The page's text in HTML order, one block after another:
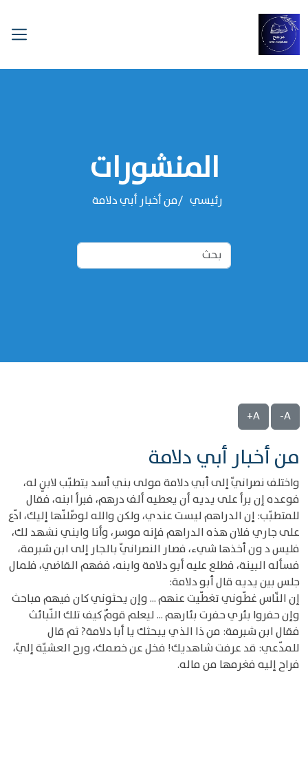
المنشورات
رئيسي من أخبار أبي دلامة
A-
A+
من أخبار أبي دلامة
واختلف نصرانيّ إلى أبي دلامة مولى بني أسد يتطبّب لابنٍ له،
فوعده إن برأ على يديه أن يعطيه ألف درهم، فبرأ ابنه، فقال
للمتطبّب: إن الدراهم ليست عندي، ولكن والله لوصّلنّها إليك، ادّع
على جاري فلان هذه الدراهم فإنه موسر، وأنا وابني نشهد لك،
فليس د ون أخذها شيء، فصار النصرانيّ بالجار إلى ابن شبرمة،
فسأله البينة، فطلع عليه أبو دلامة وابنه، ففهم القاضي، فلمال
جلس بين يديه قال أبو دلامة:
إن النّاس غطّوني تغطّيت عنهم ... وإن يحثوني كان فيهم مباحث
وإن حفروا بئري حفرت بئارهم ... ليعلم قومٌ كيف تلك النّبائث
فقال ابن شبرمة: من ذا الذي يبحثك يا أبا دلامة? ثم قال
للمدّعي: قد عرفت شاهديك! فخل عن خصمك، ورح العشيّة إليّ،
فراح إليه فغرمها من ماله.